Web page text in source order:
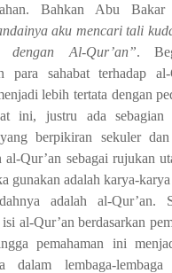
Bahkan Abu Bakar
aku mencari tali
dengan Al-Qur’an”.
para sahabat terhadap
lebih tertata dengan
ini, justru ada
berpikiran sekuler
al-Qur’an sebagai rujukan
gunakan adalah karya-
adalah al-Qur’an.
al-Qur’an berdasarkan
pemahaman ini
dalam lembaga-